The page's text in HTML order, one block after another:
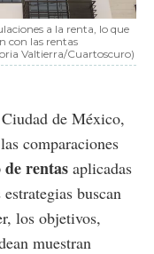
a la renta, lo que
con las rentas
Valtierra/Cuartoscuro)
de México,
comparaciones
rentas aplicadas
buscan
los objetivos,
muestran